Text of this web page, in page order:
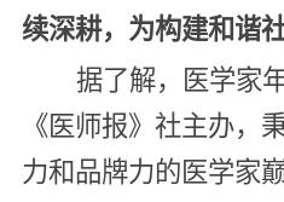
续深耕，为构建和谐
据了解，医学家
《医师报》社主办，
力和品牌力的医学家